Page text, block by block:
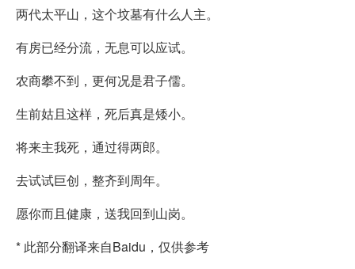
两代太平山，这个坟墓有什么人主。
有房已经分流，无息可以应试。
农商攀不到，更何况是君子儒。
生前姑且这样，死后真是矮小。
将来主我死，通过得两郎。
去试试巨创，整齐到周年。
愿你而且健康，送我回到山岗。
* 此部分翻译来自Baidu，仅供参考